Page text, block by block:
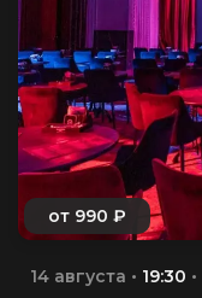
14 августа • 19:30 •